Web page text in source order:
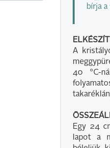
bírja
A
40 °C-
Egy 24
lapot a